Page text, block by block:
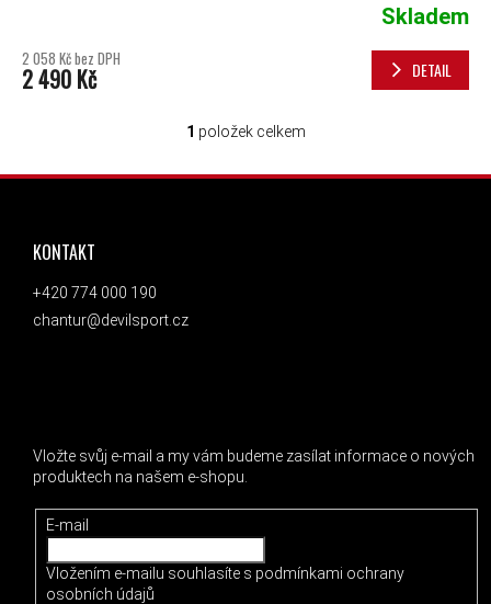
Skladem
2 058 Kč bez DPH
2 490 Kč DETAIL
OVLÁDACÍ PRVKY VÝPISU
1 položek celkem
ZÁPATÍ
KONTAKT
+420 774 000 190
chantur@devilsport.cz
Vložte svůj e-mail a my vám budeme zasílat informace o nových
produktech na našem e-shopu.
E-mail
Vložením e-mailu souhlasíte s podmínkami ochrany
osobních údajů